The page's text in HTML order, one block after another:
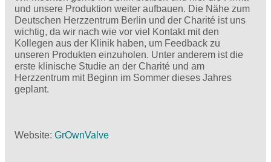
und unsere Produktion weiter aufbauen. Die Nähe zum
Deutschen Herzzentrum Berlin und der Charité ist uns
wichtig, da wir nach wie vor viel Kontakt mit den
Kollegen aus der Klinik haben, um Feedback zu
unseren Produkten einzuholen. Unter anderem ist die
erste klinische Studie an der Charité und am
Herzzentrum mit Beginn im Sommer dieses Jahres
geplant.
Website: GrOwnValve